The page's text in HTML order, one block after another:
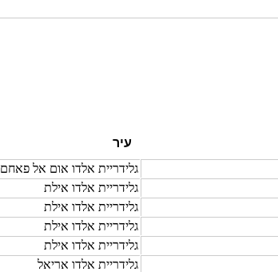
עיר
גלידריית אלדו אום אל פאחם
גלידריית אלדו אילת
גלידריית אלדו אילת
גלידריית אלדו אילת
גלידריית אלדו אילת
גלידריית אלדו אריאל